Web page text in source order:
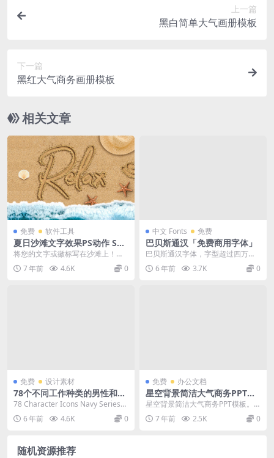
上一篇
黑白简单大气画册模板
下一篇
黑红大气商务画册模板
相关文章
免费 软件工具
夏日沙滩文字效果PS动作 San
d Text Photoshop Action
将您的文字或徽标写在沙滩上！在
几秒钟内写在沙滩上的现实效果。
为您的项目使用夏日风...
7 年前 4.6K 0
中文 Fonts 免费
巴贝斯通汉「免费商用字体」
巴贝斯通汉字体，字型超过四万零
五百个汉字，免费可商用，这是一
种宋明风格(宋体/明...
6 年前 3.7K 0
免费 设计素材
78个不同工作种类的男性和女
性角色的图标
78 Character Icons Navy Series
这78个字符图标使...
6 年前 4.6K 0
免费 办公文档
星空背景简洁大气商务PPT模
板
星空背景简洁大气商务PPT模板。
一套简约大方商务风格幻灯片模
板，宇宙星空图片背景...
7 年前 2.5K 0
随机资源推荐